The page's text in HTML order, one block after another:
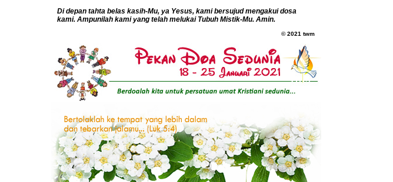
Di depan tahta belas kasih-Mu, ya Yesus, kami bersujud mengakui dosa
kami. Ampunilah kami yang telah melukai Tubuh Mistik-Mu. Amin.
©2021 twm